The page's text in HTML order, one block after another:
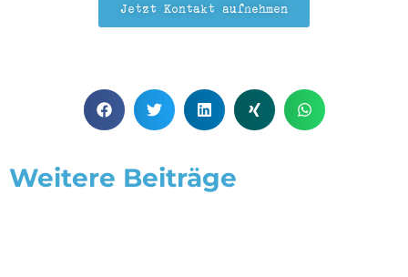
Jetzt Kontakt aufnehmen
Weitere Beiträge